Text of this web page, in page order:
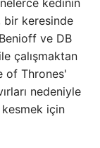
kedinin
bir keresinde
ve DB
çalışmaktan
of Thrones'
nedeniyle
için